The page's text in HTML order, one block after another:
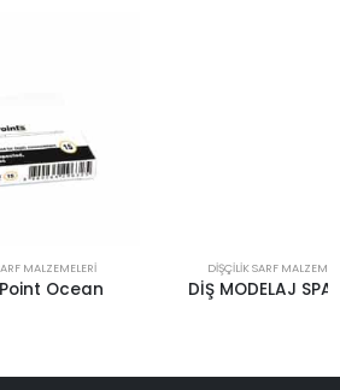
DIŞÇILIK SARF MALZEMELERI
DİŞ MODELAJ SPATÜLÜ